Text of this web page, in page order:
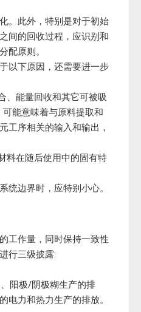
。此外，特别是对于初始
间的回收过程，应识别和
配原则。
以下原因，还需要进一步
、能量回收和其它可被吸
能意味着与原料提取和
工序相关的输入和输出，
料在随后使用中的固有特
统边界时，应特别小心。
工作量，同时保持一致性
行三级披露:
阳极/阴极糊生产的排
电力和热力生产的排放。